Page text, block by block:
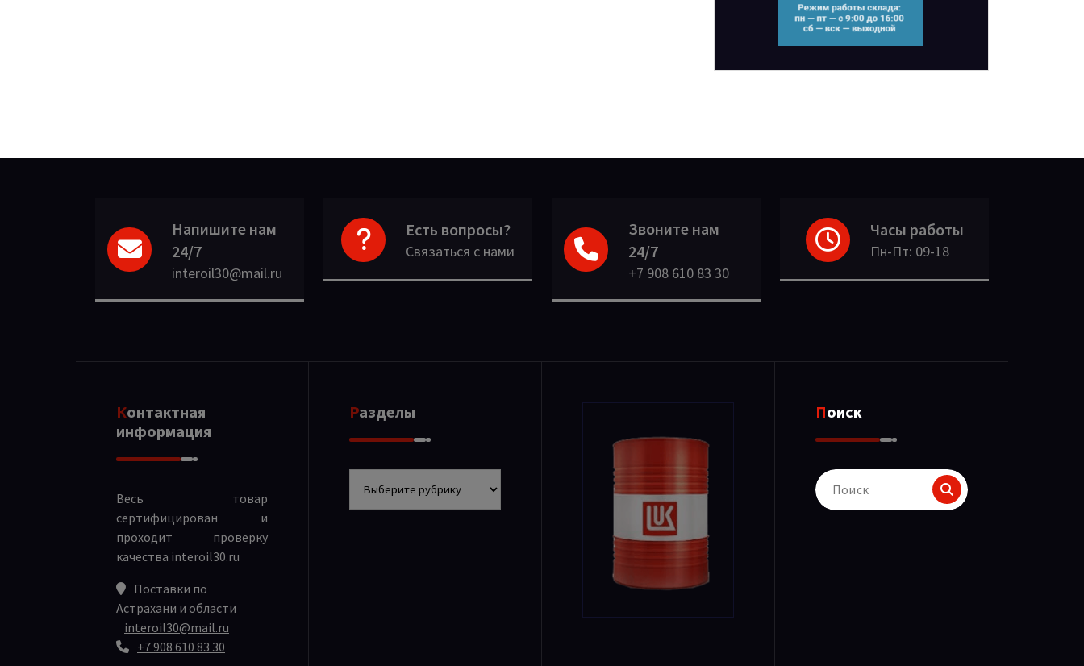
Напишите нам
24/7
interoil30@mail.ru
Есть вопросы?
Связаться с нами
Звоните нам
24/7
+7 908 610 83 30
Часы работы
Пн-Пт: 09-18
Контактная
информация
Весь товар
сертифицирован и
проходит проверку
качества interoil30.ru
Поставки по
Астрахани и области
interoil30@mail.ru
+7 908 610 83 30
Разделы Поиск
Поиск
для: